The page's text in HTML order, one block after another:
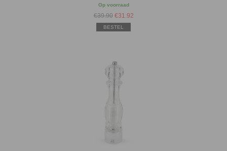
Op voorraad
€39.90 €31.92
BESTEL